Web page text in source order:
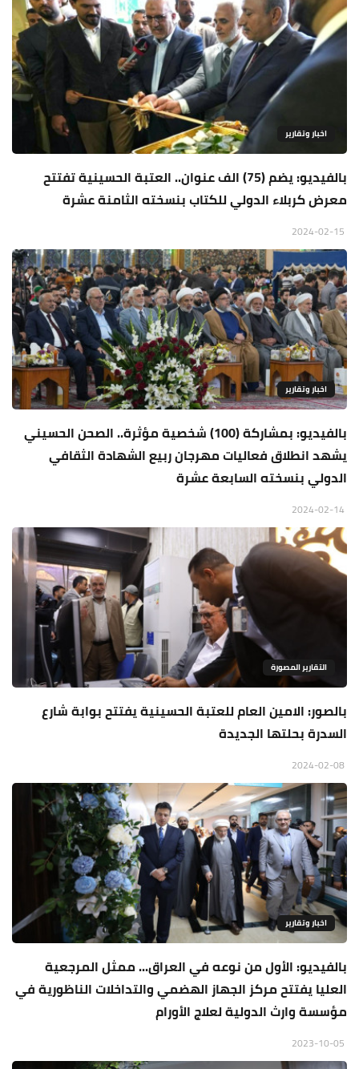
اخبار وتقارير
بالفيديو: يضم (75) الف عنوان.. العتبة الحسينية تفتتح
معرض كربلاء الدولي للكتاب بنسخته الثامنة عشرة
اخبار وتقارير
بالفيديو: بمشاركة (100) شخصية مؤثرة.. الصحن الحسيني
يشهد انطلاق فعاليات مهرجان ربيع الشهادة الثقافي
الدولي بنسخته السابعة عشرة
التقارير المصورة
بالصور: الامين العام للعتبة الحسينية يفتتح بوابة شارع
السدرة بحلتها الجديدة
اخبار وتقارير
بالفيديو: الأول من نوعه في العراق... ممثل المرجعية
العليا يفتتح مركز الجهاز الهضمي والتداخلات الناظورية في
مؤسسة وارث الدولية لعلاج الأورام